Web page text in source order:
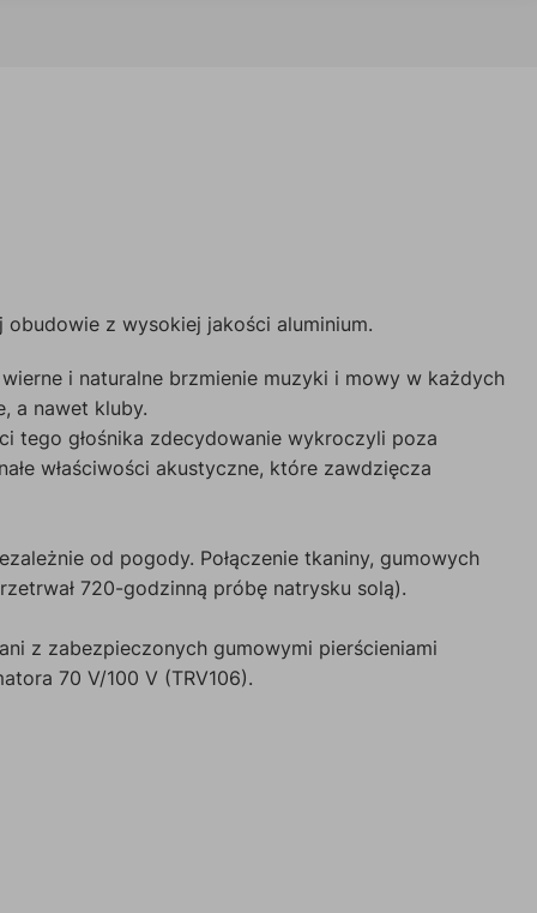
z wysokiej jakości aluminium.
i naturalne brzmienie muzyki i mowy w każdych
a nawet kluby.
tego głośnika zdecydowanie wykroczyli poza
właściwości akustyczne, które zawdzięcza
od pogody. Połączenie tkaniny, gumowych
720-godzinną próbę natrysku solą).
z zabezpieczonych gumowymi pierścieniami
70 V/100 V (TRV106).